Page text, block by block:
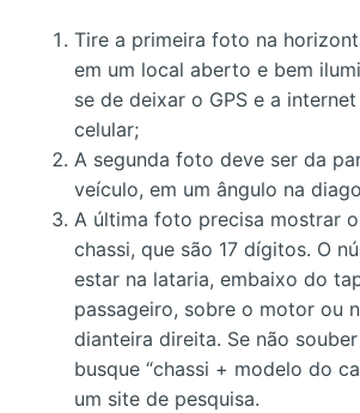
Tire a primeira foto na
em um local aberto e bem
se de deixar o GPS e a
celular;
A segunda foto deve ser da
veículo, em um ângulo na
A última foto precisa mostrar
chassi, que são 17 dígitos. O
estar na lataria, embaixo do
passageiro, sobre o motor ou
dianteira direita. Se não
busque “chassi + modelo do
um site de pesquisa.